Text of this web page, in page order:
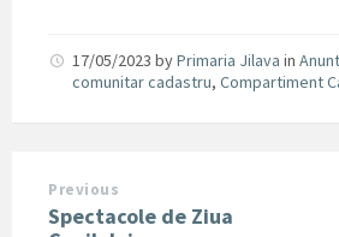
17/05/2023 byPrimaria Jilava in
comunitar cadastru, Compartiment
Previous
Spectacole de Ziua